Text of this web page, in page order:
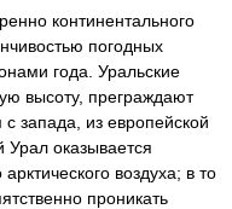
континентального
погодных
года. Уральские
высоту, преграждают
запада, из европейской
Урал оказывается
воздуха; в то
проникать